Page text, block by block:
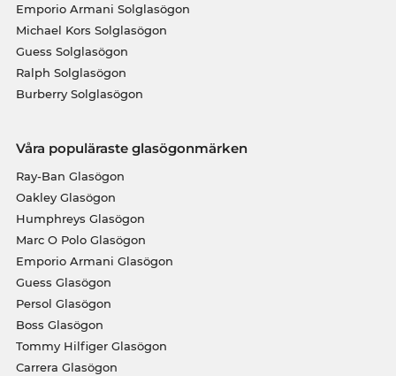
Emporio Armani Solglasögon
Michael Kors Solglasögon
Guess Solglasögon
Ralph Solglasögon
Burberry Solglasögon
Våra populäraste glasögonmärken
Ray-Ban Glasögon
Oakley Glasögon
Humphreys Glasögon
Marc O Polo Glasögon
Emporio Armani Glasögon
Guess Glasögon
Persol Glasögon
Boss Glasögon
Tommy Hilfiger Glasögon
Carrera Glasögon